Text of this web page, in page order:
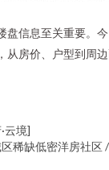
盘信息至关重要。今
从房价、户型到周
云境]
稀缺低密洋房社区 /